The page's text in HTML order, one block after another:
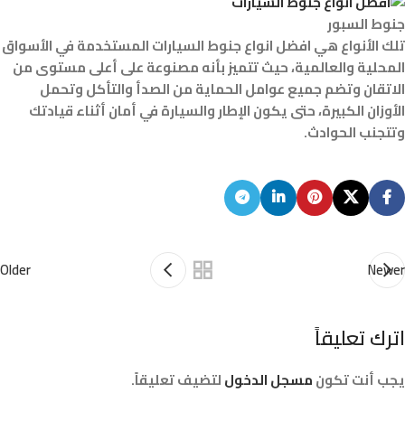
جنوط السبور
تلك الأنواع هي افضل انواع جنوط السيارات المستخدمة في الأسواق
المحلية والعالمية، حيث تتميز بأنه مصنوعة على أعلى مستوى من
الاتقان وتضم جميع عوامل الحماية من الصدأ والتأكل وتحمل
الأوزان الكبيرة، حتى يكون الإطار والسيارة في أمان أثناء قيادتك
وتتجنب الحوادث.
Newer
Older
اترك تعليقاً
يجب أنت تكونمسجل الدخوللتضيف تعليقاً.